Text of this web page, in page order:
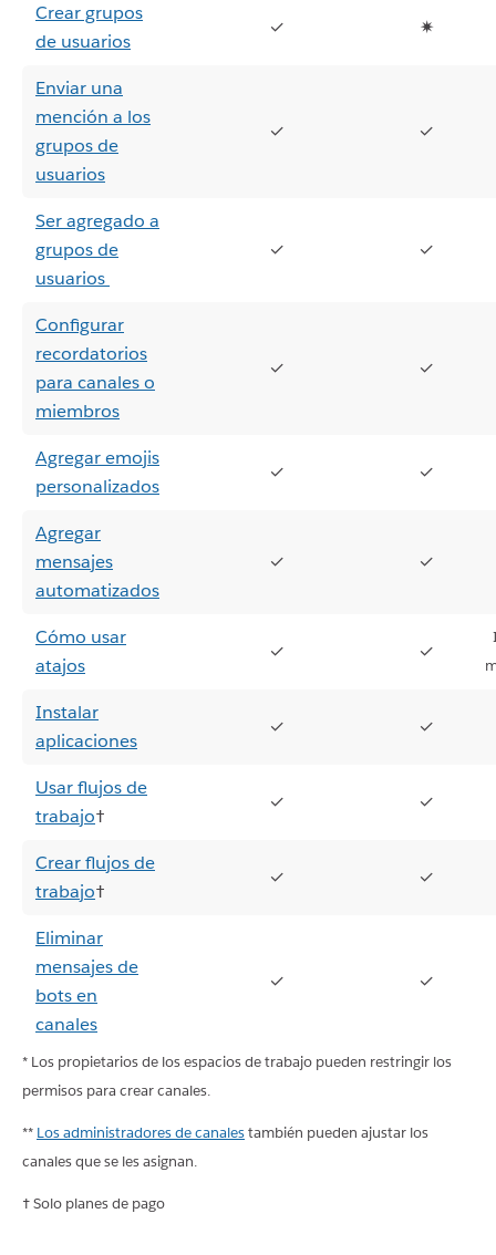
Crear grupos
de usuarios
✓ ✷
Enviar una
mención a los
grupos de
usuarios
✓ ✓
Ser agregado a
grupos de
usuarios
✓ ✓
Configurar
recordatorios
para canales o
miembros
✓ ✓
Agregar emojis
personalizados
✓ ✓
Agregar
mensajes
automatizados
✓ ✓
Cómo usar
atajos
✓ ✓
Instalar
aplicaciones
✓ ✓
Usar flujos de
trabajo†
✓ ✓
Crear flujos de
trabajo†
✓ ✓
Eliminar
mensajes de
bots en
canales
✓ ✓
* Los propietarios de los espacios de trabajo pueden restringir los
permisos para crear canales.
** Los administradores de canalestambién pueden ajustar los
canales que se les asignan.
† Solo planes de pago